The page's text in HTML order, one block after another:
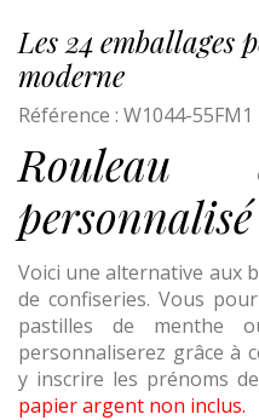
Les 24
moderne
Référence : W1044-55FM1
Rouleau
personnalisé
Voici une alternative aux
de confiseries. Vous
pastilles de menthe
personnaliserez grâce à
y inscrire les prénoms
papier argent non inclus.